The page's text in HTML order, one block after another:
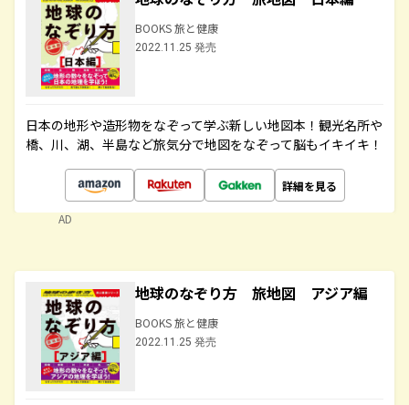
BOOKS 旅と健康
2022.11.25 発売
日本の地形や造形物をなぞって学ぶ新しい地図本！観光名所や
橋、川、湖、半島など旅気分で地図をなぞって脳もイキイキ！
詳細を見る
AD
地球のなぞり方 旅地図 アジア編
BOOKS 旅と健康
2022.11.25 発売